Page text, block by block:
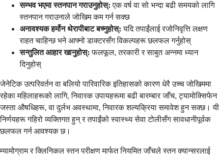
सम्भव भएमा स्तनपान गराउनुहोस्: एक वर्ष वा सो भन्दा बढी समयको लागि
स्तनपान गराउनाले जोखिम कम गर्न सक्छ
अनावश्यक हर्मोन थेरापीबाट बच्नुहोस्: यदि तपाईंलाई रजोनिवृत्ति लक्षण
राहत चाहिन्छ भने आफ्नो डाक्टरसँग विकल्पहरू छलफल गर्नुहोस्
सन्तुलित आहार खानुहोस्: फलफूल, तरकारी र साबुत अन्नमा ध्यान
दिनुहोस्
जेनेटिक उत्परिवर्तन वा बलियो पारिवारिक इतिहासको कारण धेरै उच्च जोखिममा
रहेका महिलाहरूको लागि, निवारक उपायहरूमा बढी बारम्बार जाँच, ट्यामोक्सिफेन
जस्ता औषधिहरू, वा दुर्लभ अवस्थामा, निवारक शल्यक्रिया समावेश हुन सक्छ। यी
निर्णयहरू गहिरो व्यक्तिगत हुन् र तपाईंको स्वास्थ्य सेवा टोलीसँग सावधानीपूर्वक
छलफल गर्न आवश्यक छ।
म्यामोग्राम र क्लिनिकल स्तन परीक्षण मार्फत नियमित जाँचले स्तन क्यान्सरलाई